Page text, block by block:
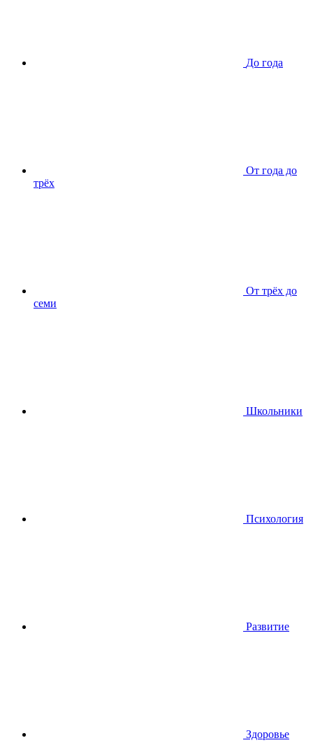
До года
От года до
трёх
От трёх до
семи
Школьники
Психология
Развитие
Здоровье